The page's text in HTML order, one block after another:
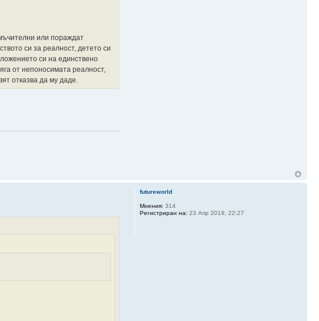
или пораждат
си за реалност, детето си
си на единствено
от непоносимата реалност,
отказва да му даде.
futureworld
Мнения: 314
Регистриран на: 23 Апр 2019, 22:27